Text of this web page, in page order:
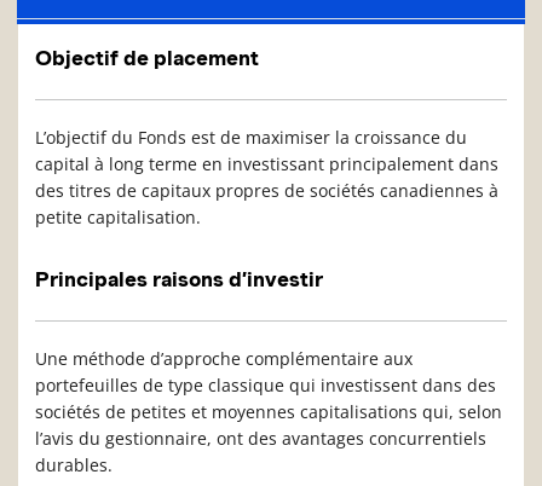
Objectif de placement
L’objectif du Fonds est de maximiser la croissance du
capital à long terme en investissant principalement dans
des titres de capitaux propres de sociétés canadiennes à
petite capitalisation.
Principales raisons d’investir
Une méthode d’approche complémentaire aux
portefeuilles de type classique qui investissent dans des
sociétés de petites et moyennes capitalisations qui, selon
l’avis du gestionnaire, ont des avantages concurrentiels
durables.